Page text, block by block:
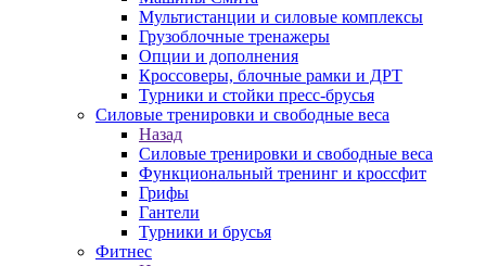
Мультистанции и силовые комплексы
Грузоблочные тренажеры
Опции и дополнения
Кроссоверы, блочные рамки и ДРТ
Турники и стойки пресс-брусья
Силовые тренировки и свободные веса
Назад
Силовые тренировки и свободные веса
Функциональный тренинг и кроссфит
Грифы
Гантели
Турники и брусья
Фитнес